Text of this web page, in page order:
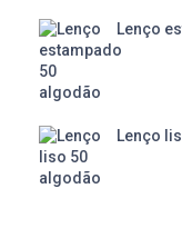
Lenço
Lenço